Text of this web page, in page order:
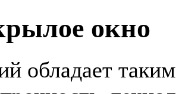
окно
обладает